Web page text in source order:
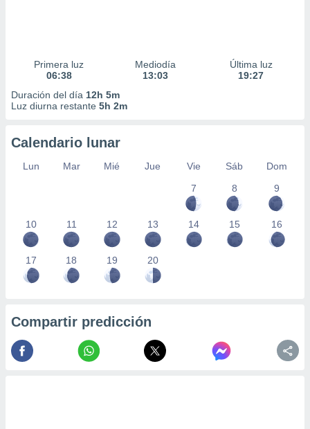
Primera luz
06:38
Mediodía
13:03
Última luz
19:27
Duración del día 12h 5m
Luz diurna restante 5h 2m
Calendario lunar
Lun Mar Mié Jue Vie Sáb
Dom
7
8 9
10 11 12 13 14 15 16
17 18 19 20
Compartir predicción